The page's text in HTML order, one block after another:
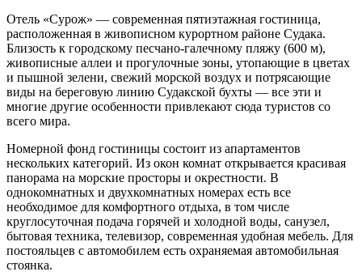
Отель «Сурож» — современная пятиэтажная гостиница,
расположенная в живописном курортном районе Судака.
Близость к городскому песчано-галечному пляжу (600 м),
живописные аллеи и прогулочные зоны, утопающие в цветах
и пышной зелени, свежий морской воздух и потрясающие
виды на береговую линию Судакской бухты — все эти и
многие другие особенности привлекают сюда туристов со
всего мира.
Номерной фонд гостиницы состоит из апартаментов
нескольких категорий. Из окон комнат открывается красивая
панорама на морские просторы и окрестности. В
однокомнатных и двухкомнатных номерах есть все
необходимое для комфортного отдыха, в том числе
круглосуточная подача горячей и холодной воды, санузел,
бытовая техника, телевизор, современная удобная мебель. Для
постояльцев с автомобилем есть охраняемая автомобильная
стоянка.